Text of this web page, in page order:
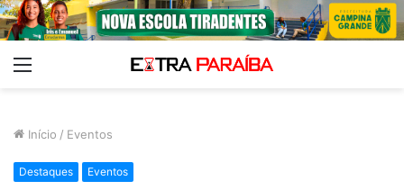
Início / Eventos
Destaques Eventos